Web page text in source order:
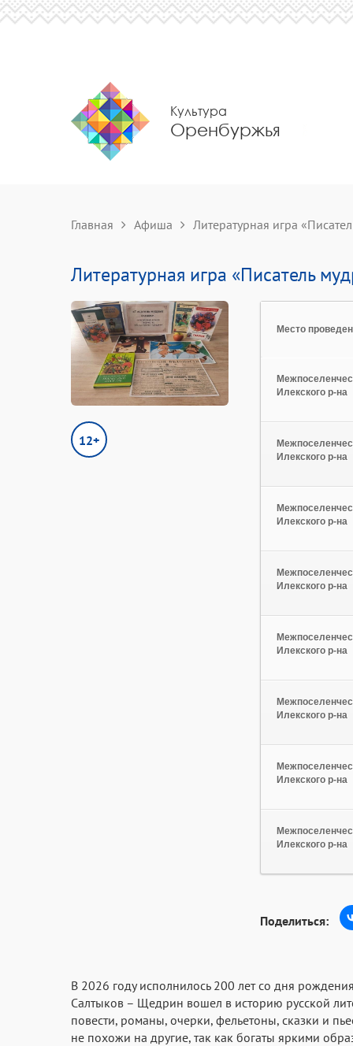
Культура
Оренбуржья
Главная Афиша Литературная игра
Литературная игра «Писатель
12+
Место
Илекского р-на
Илекского р-на
Илекского р-на
Илекского р-на
Илекского р-на
Илекского р-на
Илекского р-на
Илекского р-на
Поделиться:
В 2026 году исполнилось 200 лет со дня
Салтыков – Щедрин вошел в историю русской
повести, романы, очерки, фельетоны, сказки и
не похожи на другие, так как богаты яркими